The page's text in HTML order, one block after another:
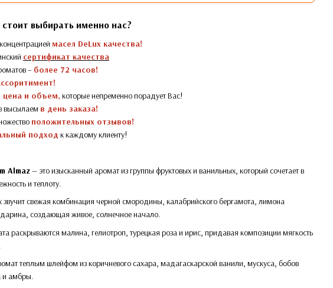
выбирать именно нас?
масел DeLux качества!
сертификат качества
– более 72 часов!
цена и объем, которые непременно порадует Вас!
высылаем в день заказа!
положительных отзывов!
подход к каждому клиенту!
Almaz— это изысканный аромат из группы фруктовых и ванильных, который сочетает в
и теплоту.
звучит свежая комбинация черной смородины, калабрийского бергамота, лимона
создающая живое, солнечное начало.
раскрываются малина, гелиотроп, турецкая роза и ирис, придавая композиции мягкость
теплым шлейфом из коричневого сахара, мадагаскарской ванили, мускуса, бобов
и амбры.